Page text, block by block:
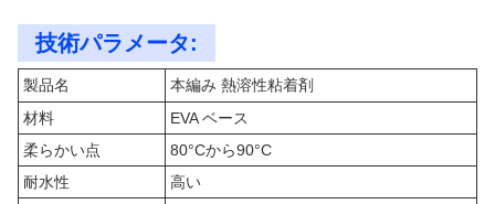
技術パラメータ:
製品名
本編み 熱溶性粘着剤
材料
EVA ベース
柔らかい点
80°Cから90°C
耐水性
高い